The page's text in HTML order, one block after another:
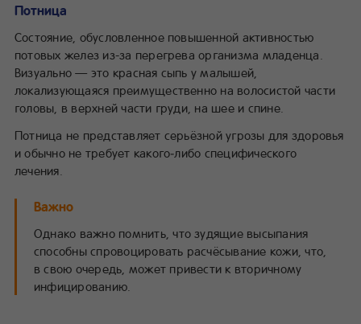
Потница
Состояние, обусловленное повышенной активностью
потовых желез из-за перегрева организма младенца.
Визуально — это красная сыпь у малышей,
локализующаяся преимущественно на волосистой части
головы, в верхней части груди, на шее и спине.
Потница не представляет серьёзной угрозы для здоровья
и обычно не требует какого‑либо специфического
лечения.
Важно
Однако важно помнить, что зудящие высыпания
способны спровоцировать расчёсывание кожи, что,
в свою очередь, может привести к вторичному
инфицированию.